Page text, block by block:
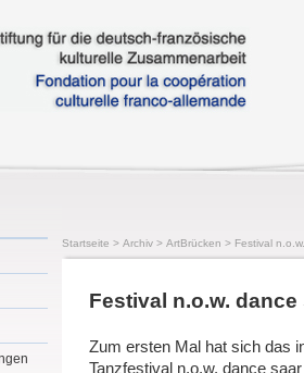
Startseite > Archiv > ArtBrücken > Festival
Festival n.o.w. dance
Zum ersten Mal hat sich das
Tanzfestival n.o.w. dance